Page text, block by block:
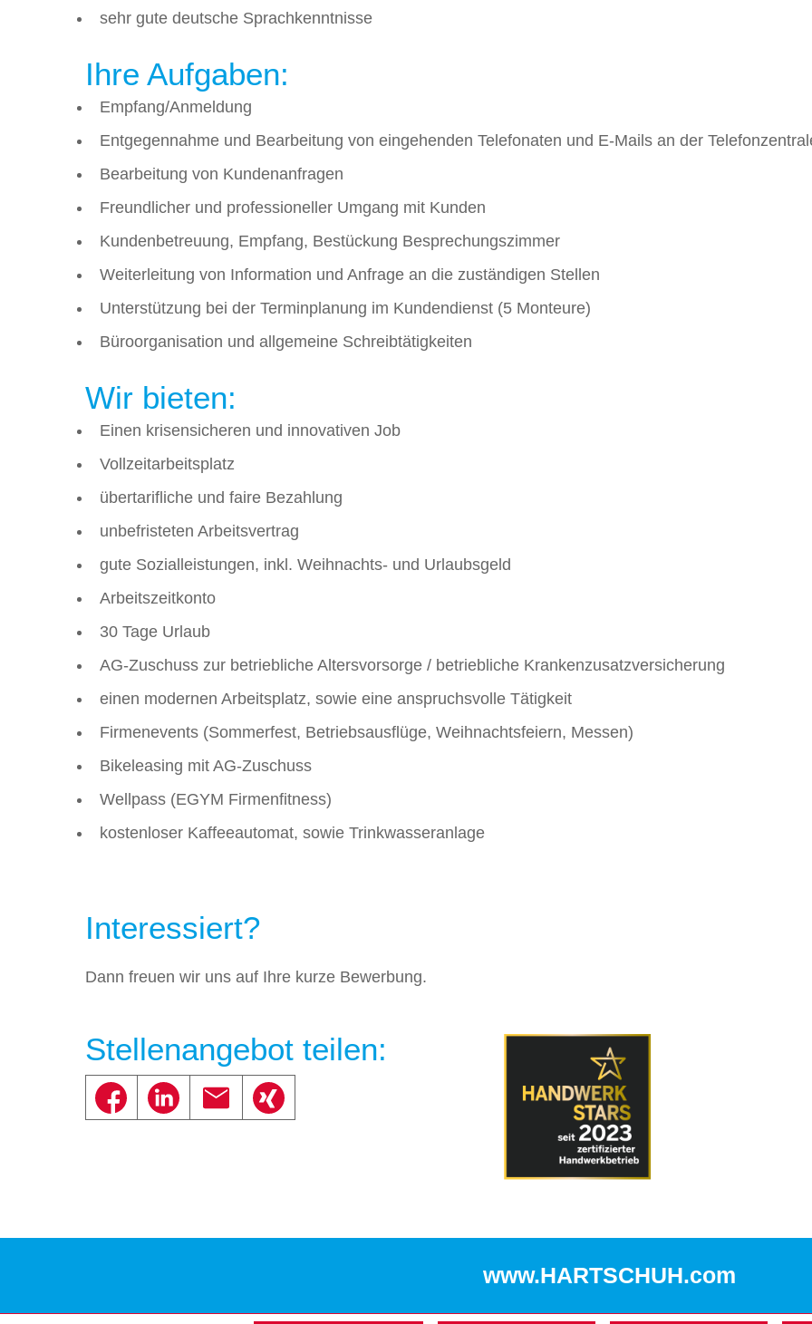
sehr gute deutsche Sprachkenntnisse
Ihre Aufgaben:
Empfang/Anmeldung
Entgegennahme und Bearbeitung von eingehenden Telefonaten und E-Mails an der
Bearbeitung von Kundenanfragen
Freundlicher und professioneller Umgang mit Kunden
Kundenbetreuung, Empfang, Bestückung Besprechungszimmer
Weiterleitung von Information und Anfrage an die zuständigen Stellen
Unterstützung bei der Terminplanung im Kundendienst (5 Monteure)
Büroorganisation und allgemeine Schreibtätigkeiten
Wir bieten:
Einen krisensicheren und innovativen Job
Vollzeitarbeitsplatz
übertarifliche und faire Bezahlung
unbefristeten Arbeitsvertrag
gute Sozialleistungen, inkl. Weihnachts- und Urlaubsgeld
Arbeitszeitkonto
30 Tage Urlaub
AG-Zuschuss zur betriebliche Altersvorsorge / betriebliche Krankenzusatzversicherung
einen modernen Arbeitsplatz, sowie eine anspruchsvolle Tätigkeit
Firmenevents (Sommerfest, Betriebsausflüge, Weihnachtsfeiern, Messen)
Bikeleasing mit AG-Zuschuss
Wellpass (EGYM Firmenfitness)
kostenloser Kaffeeautomat, sowie Trinkwasseranlage
Interessiert?
Dann freuen wir uns auf Ihre kurze Bewerbung.
Stellenangebot teilen:
www.HARTSCHUH.com